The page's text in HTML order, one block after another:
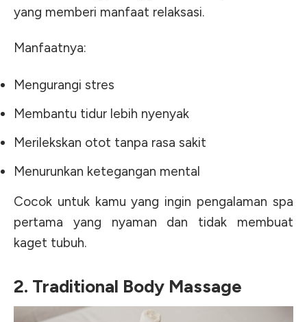
yang memberi manfaat relaksasi.
Manfaatnya:
Mengurangi stres
Membantu tidur lebih nyenyak
Merilekskan otot tanpa rasa sakit
Menurunkan ketegangan mental
Cocok untuk kamu yang ingin pengalaman spa
pertama yang nyaman dan tidak membuat
kaget tubuh.
2. Traditional Body Massage